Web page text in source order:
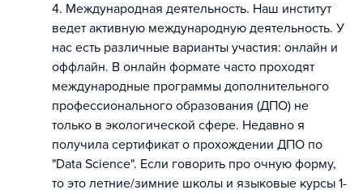
4. Международная деятельность. Наш институт
ведет активную международную деятельность. У
нас есть различные варианты участия: онлайн и
оффлайн. В онлайн формате часто проходят
международные программы дополнительного
профессионального образования (ДПО) не
только в экологической сфере. Недавно я
получила сертификат о прохождении ДПО по
"Data Science". Если говорить про очную форму,
то это летние/зимние школы и языковые курсы 1-